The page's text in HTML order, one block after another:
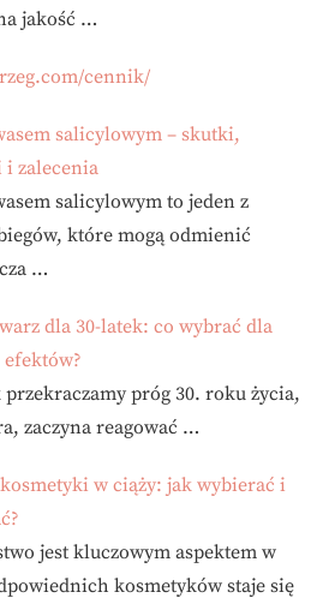
jakość …
cennik/
salicylowym – skutki,
i zalecenia
salicylowym to jeden z
które mogą odmienić
…
dla 30-latek: co wybrać dla
próg 30. roku życia,
zaczyna reagować …
w ciąży: jak wybierać i
jest kluczowym aspektem w
kosmetyków staje się